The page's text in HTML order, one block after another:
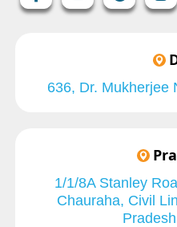
636, Dr. Mukherjee
1/1/8A Stanley
Chauraha, Civil